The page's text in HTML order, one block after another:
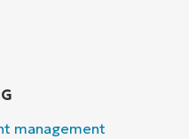
management